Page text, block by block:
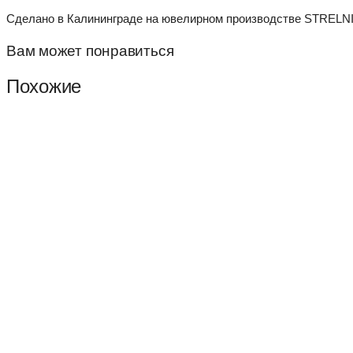
Сделано в Калининграде на ювелирном производстве
Вам может понравиться
Похожие